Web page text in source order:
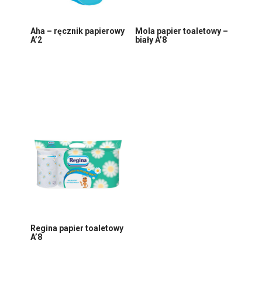
Aha – ręcznik papierowy
A’2
Mola papier toaletowy –
biały A’8
Regina papier toaletowy
A’8